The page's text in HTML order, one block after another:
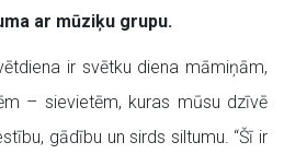
ar mūziķu grupu.
ir svētku diena māmiņām,
– sievietēm, kuras mūsu dzīvē
gādību un sirds siltumu. “Šī ir